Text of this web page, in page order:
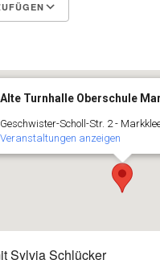
Alte Turnhalle Oberschule
Geschwister-Scholl-Str. 2 -
Veranstaltungen anzeigen
Sylvia Schlücker